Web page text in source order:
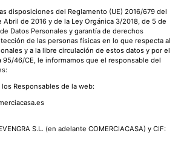
disposiciones del Reglamento (UE) 2016/679 del
Abril de 2016 y de la Ley Orgánica 3/2018, de 5 de
Datos Personales y garantía de derechos
de las personas físicas en lo que respecta al
y a la libre circulación de estos datos y por el
95/46/CE, le informamos que el responsable del
Responsables de la web:
S.L. (en adelante COMERCIACASA) y CIF: